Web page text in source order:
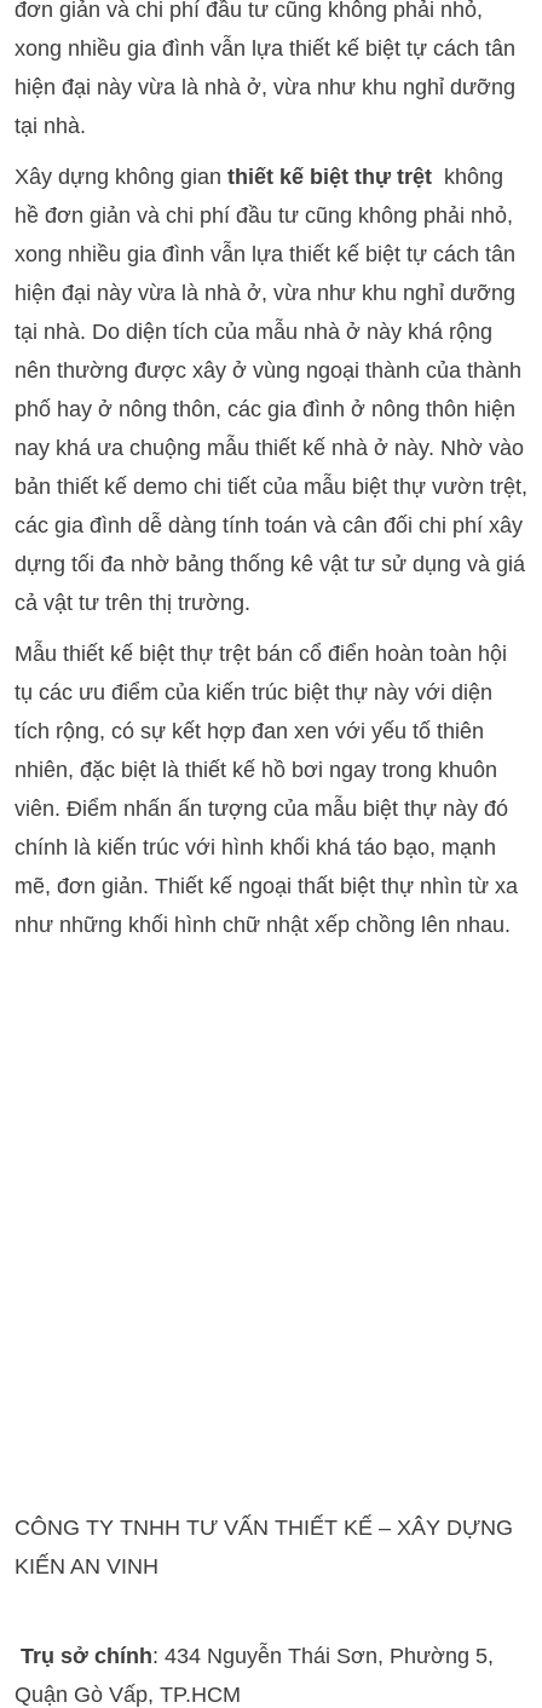
đơn giản và chi phí đầu tư cũng không phải nhỏ,
xong nhiều gia đình vẫn lựa thiết kế biệt tự cách tân
hiện đại này vừa là nhà ở, vừa như khu nghỉ dưỡng
tại nhà.
Xây dựng không gian thiết kế biệt thự trệt không
hề đơn giản và chi phí đầu tư cũng không phải nhỏ,
xong nhiều gia đình vẫn lựa thiết kế biệt tự cách tân
hiện đại này vừa là nhà ở, vừa như khu nghỉ dưỡng
tại nhà. Do diện tích của mẫu nhà ở này khá rộng
nên thường được xây ở vùng ngoại thành của thành
phố hay ở nông thôn, các gia đình ở nông thôn hiện
nay khá ưa chuộng mẫu thiết kế nhà ở này. Nhờ vào
bản thiết kế demo chi tiết của mẫu biệt thự vườn trệt,
các gia đình dễ dàng tính toán và cân đối chi phí xây
dựng tối đa nhờ bảng thống kê vật tư sử dụng và giá
cả vật tư trên thị trường.
Mẫu thiết kế biệt thự trệt bán cổ điển hoàn toàn hội
tụ các ưu điểm của kiến trúc biệt thự này với diện
tích rộng, có sự kết hợp đan xen với yếu tố thiên
nhiên, đặc biệt là thiết kế hồ bơi ngay trong khuôn
viên. Điểm nhấn ấn tượng của mẫu biệt thự này đó
chính là kiến trúc với hình khối khá táo bạo, mạnh
mẽ, đơn giản. Thiết kế ngoại thất biệt thự nhìn từ xa
như những khối hình chữ nhật xếp chồng lên nhau.
CÔNG TY TNHH TƯ VẤN THIẾT KẾ – XÂY DỰNG
KIẾN AN VINH
Trụ sở chính: 434 Nguyễn Thái Sơn, Phường 5,
Quận Gò Vấp, TP.HCM